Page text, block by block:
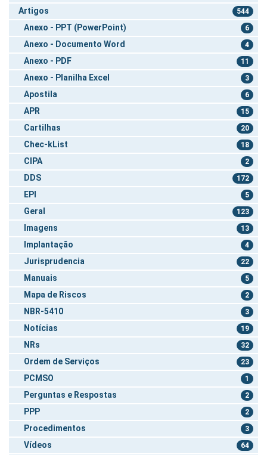
Artigos 544
Anexo - PPT (PowerPoint) 6
Anexo - Documento Word 4
Anexo - PDF 11
Anexo - Planilha Excel 3
Apostila 6
APR 15
Cartilhas 20
Chec-kList 18
CIPA 2
DDS 172
EPI 5
Geral 123
Imagens 13
Implantação 4
Jurisprudencia 22
Manuais 5
Mapa de Riscos 2
NBR-5410 3
Notícias 19
NRs 32
Ordem de Serviços 23
PCMSO 1
Perguntas e Respostas 2
PPP 2
Procedimentos 3
Vídeos 64